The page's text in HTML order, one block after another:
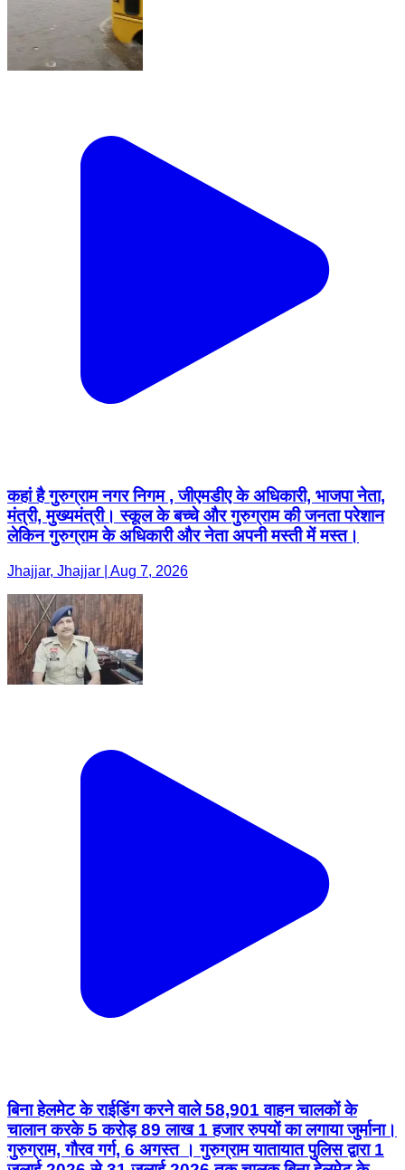
कहां है गुरुग्राम नगर निगम , जीएमडीए के अधिकारी, भाजपा नेता,
मंत्री, मुख्यमंत्री। स्कूल के बच्चे और गुरुग्राम की जनता परेशान
लेकिन गुरुग्राम के अधिकारी और नेता अपनी मस्ती में मस्त।
Jhajjar, Jhajjar | Aug 7, 2026
बिना हेलमेट के राईडिंग करने वाले 58,901 वाहन चालकों के
चालान करके 5 करोड़ 89 लाख 1 हजार रुपयों का लगाया जुर्माना।
गुरुग्राम, गौरव गर्ग, 6 अगस्त । गुरुग्राम यातायात पुलिस द्वारा 1